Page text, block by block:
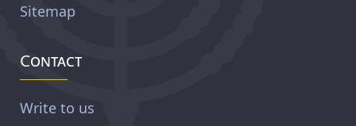
Sitemap
Contact
Write to us